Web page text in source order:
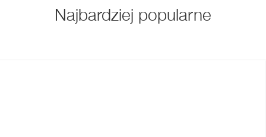
Najbardziej popularne